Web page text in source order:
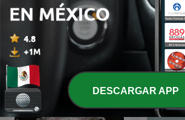
Relatos por Santiago
Segovia
La
Más podcastsDESCARGAR APP